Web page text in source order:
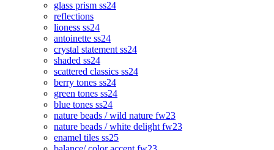
glass prism ss24
reflections
lioness ss24
antoinette ss24
crystal statement ss24
shaded ss24
scattered classics ss24
berry tones ss24
green tones ss24
blue tones ss24
nature beads / wild nature fw23
nature beads / white delight fw23
enamel tiles ss25